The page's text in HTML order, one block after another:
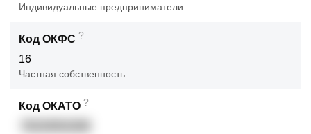
Индивидуальные предприниматели
Код ОКФС ?
16
Частная собственность
Код ОКАТО ?